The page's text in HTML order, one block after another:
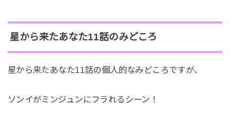
星から来たあなた11話のみどころ
星から来たあなた11話の個人的なみどころですが、
ソンイがミンジュンにフラれるシーン！